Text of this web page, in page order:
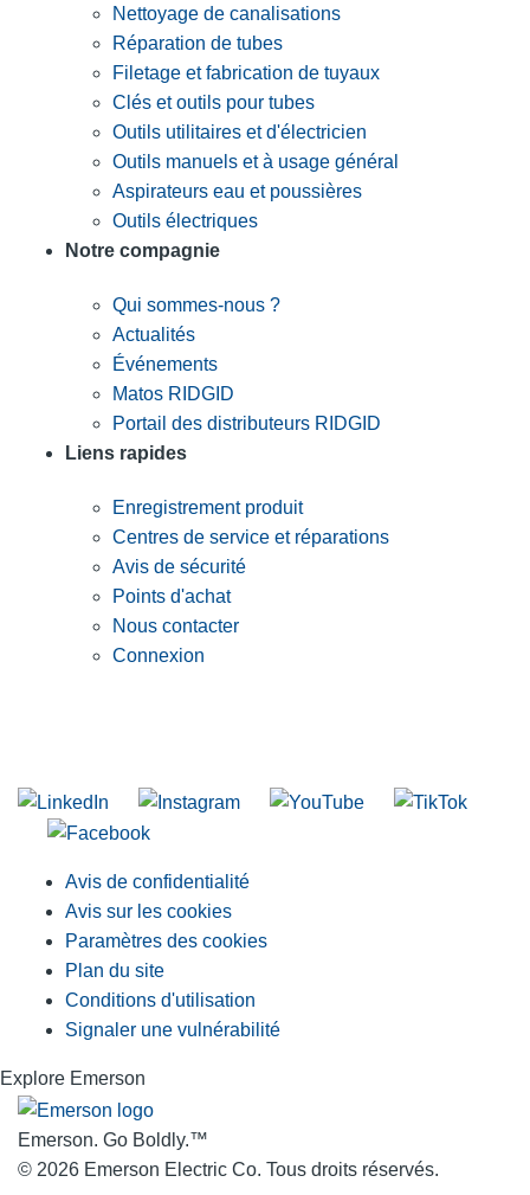
Nettoyage de canalisations
Réparation de tubes
Filetage et fabrication de tuyaux
Clés et outils pour tubes
Outils utilitaires et d'électricien
Outils manuels et à usage général
Aspirateurs eau et poussières
Outils électriques
Notre compagnie
Qui sommes-nous ?
Actualités
Événements
Matos RIDGID
Portail des distributeurs RIDGID
Liens rapides
Enregistrement produit
Centres de service et réparations
Avis de sécurité
Points d'achat
Nous contacter
Connexion
Avis de confidentialité
Avis sur les cookies
Paramètres des cookies
Plan du site
Conditions d'utilisation
Signaler une vulnérabilité
Explore Emerson
Emerson. Go Boldly.™
© 2026 Emerson Electric Co. Tous droits réservés.